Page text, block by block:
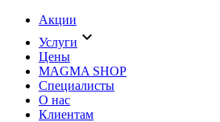
Акции
Услуги expand_more
Цены
MAGMA SHOP
Специалисты
О нас
Клиентам